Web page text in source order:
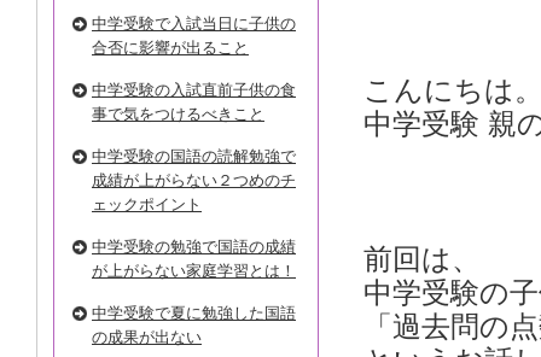
こんにちは
中学受験 親
前回は、
中学受験の
「過去問の
中学受験で入試当日に子供の
合否に影響が出ること
中学受験の入試直前子供の食
事で気をつけるべきこと
中学受験の国語の読解勉強で
成績が上がらない２つめのチ
ェックポイント
中学受験の勉強で国語の成績
が上がらない家庭学習とは！
中学受験で夏に勉強した国語
の成果が出ない